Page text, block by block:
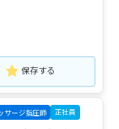
保存する
サージ指圧師 正社員